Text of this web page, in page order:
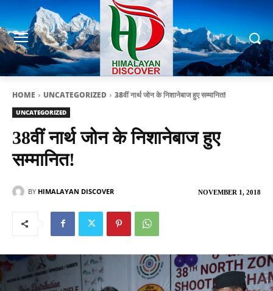
HOME UNCATEGORIZED 38वीं नार्थ जोन के निशानेबाज हुए सम्मानित!
UNCATEGORIZED
38वीं नार्थ जोन के निशानेबाज हुए
सम्मानित!
NOVEMBER 1, 2018
BY HIMALAYAN DISCOVER